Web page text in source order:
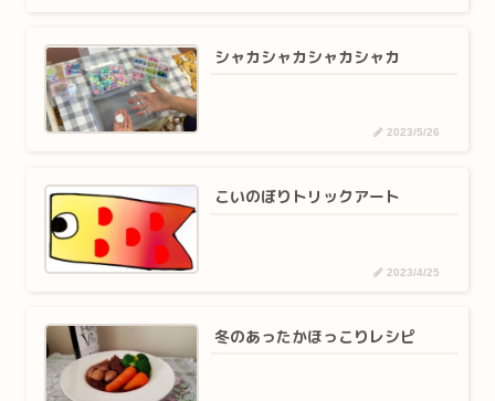
シャカシャカシャカシャカ
2023/5/26
こいのぼりトリックアート
2023/4/25
冬のあったかほっこりレシピ